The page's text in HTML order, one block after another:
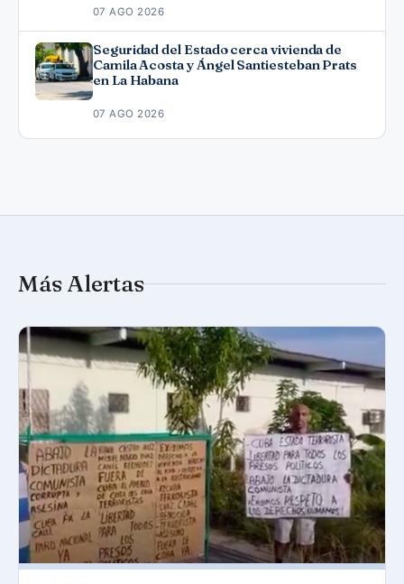
07 AGO 2026
Seguridad del Estado cerca vivienda de
Camila Acosta y Ángel Santiesteban Prats
en La Habana
07 AGO 2026
Más Alertas